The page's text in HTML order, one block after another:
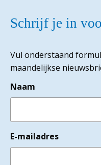
Schrijf je in
Vul onderstaand
maandelijkse
Naam
E-mailadres